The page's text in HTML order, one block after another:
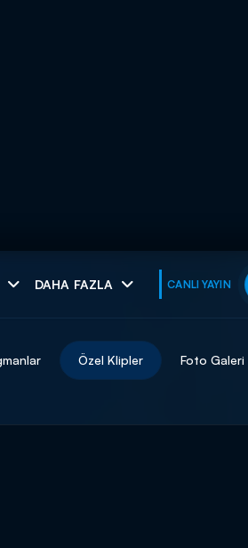
DAHA FAZLA CANLI YAYIN
muhteşem ikili
Özel Klipler Foto Galeri